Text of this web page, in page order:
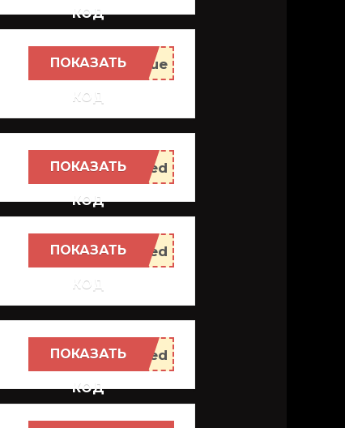
КОД
ПОКАЗАТЬ
КОД
ПОКАЗАТЬ
КОД
ПОКАЗАТЬ
КОД
ПОКАЗАТЬ
КОД